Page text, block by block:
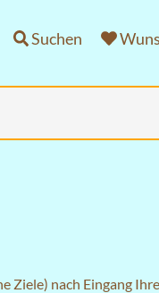
Suchen
Ziele) nach Eingang